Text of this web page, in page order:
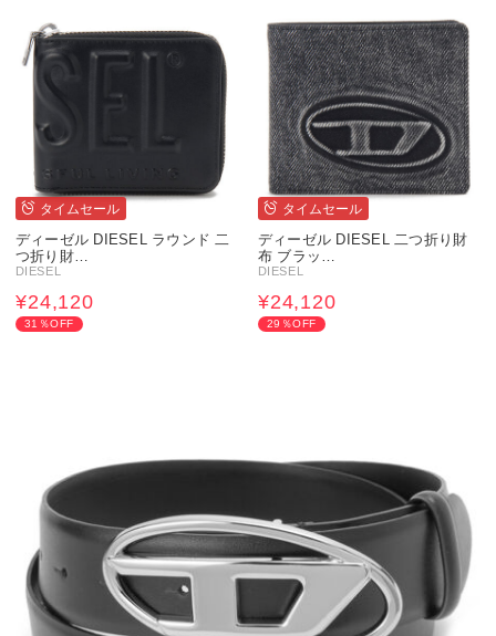
タイムセール
ディーゼル DIESEL ラウンド 二
つ折り財…
DIESEL
¥24,120
31％OFF
タイムセール
ディーゼル DIESEL 二つ折り財
布 ブラッ…
DIESEL
¥24,120
29％OFF